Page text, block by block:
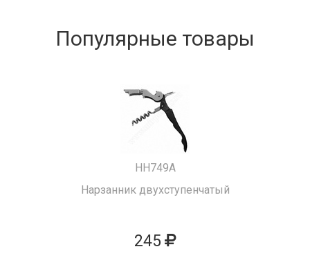
Популярные товары
HH749A
Нарзанник двухступенчатый
245